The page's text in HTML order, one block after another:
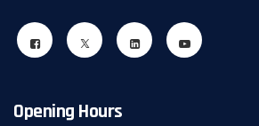
Opening Hours